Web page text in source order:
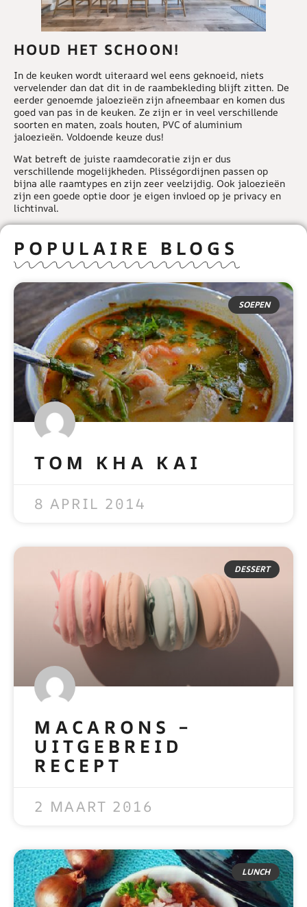
HOUD HET SCHOON!
In de keuken wordt uiteraard wel eens geknoeid, niets
vervelender dan dat dit in de raambekleding blijft zitten. De
eerder genoemde jaloezieën zijn afneembaar en komen dus
goed van pas in de keuken. Ze zijn er in veel verschillende
soorten en maten, zoals houten, PVC of aluminium
jaloezieën. Voldoende keuze dus!
Wat betreft de juiste raamdecoratie zijn er dus
verschillende mogelijkheden. Plisségordijnen passen op
bijna alle raamtypes en zijn zeer veelzijdig. Ook jaloezieën
zijn een goede optie door je eigen invloed op je privacy en
lichtinval.
POPULAIRE BLOGS
SOEPEN
TOM KHA KAI
8 APRIL 2014
DESSERT
MACARONS –
UITGEBREID
RECEPT
2 MAART 2016
LUNCH